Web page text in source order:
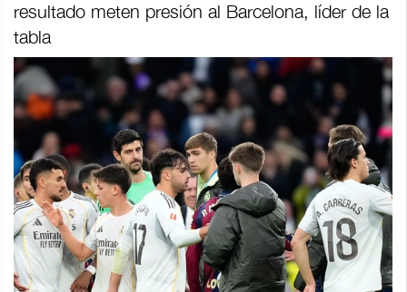
resultado meten presión al Barcelona, líder de la
tabla